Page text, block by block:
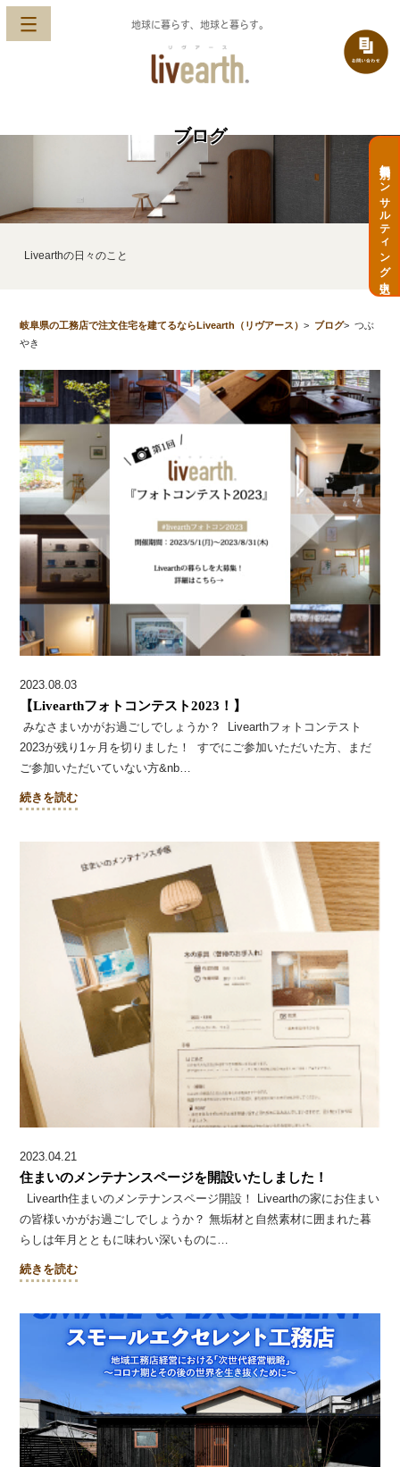
地球に暮らす、地球と暮らす。
無料個別コンサルティング申込
ブログ
Livearthの日々のこと
岐阜県の工務店で注文住宅を建てるならLivearth（リヴアース）> ブログ> つぶ
やき
2023.08.03
【Livearthフォトコンテスト2023！】
みなさまいかがお過ごしでしょうか？ Livearthフォトコンテスト
2023が残り1ヶ月を切りました！ すでにご参加いただいた方、まだ
ご参加いただいていない方&nb…
続きを読む
2023.04.21
住まいのメンテナンスページを開設いたしました！
Livearth住まいのメンテナンスページ開設！ Livearthの家にお住まい
の皆様いかがお過ごしでしょうか？ 無垢材と自然素材に囲まれた暮
らしは年月とともに味わい深いものに…
続きを読む